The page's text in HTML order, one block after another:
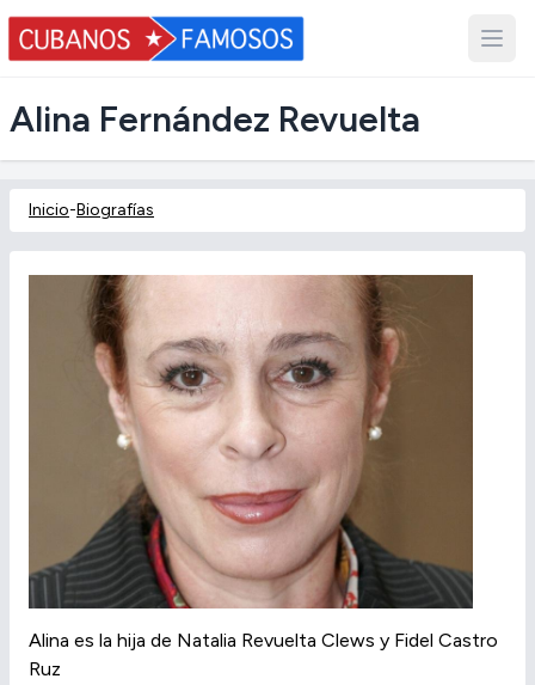
Alina Fernández Revuelta
Inicio-Biografías
Alina es la hija de Natalia Revuelta Clews y Fidel Castro
Ruz